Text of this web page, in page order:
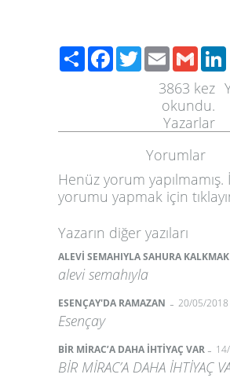
PaylaşFacebook
TwitterEmailGmail
3863 kez
okundu.
Yazarlar
Yorumlar
Henüz yorum yapılmamış.
yorumu yapmak için
Yazarın diğer yazıları
ALEVİ SEMAHIYLA SAHURA KALKMAK
alevi semahıyla
ESENÇAY'DA RAMAZAN - 20/05/2018
Esençay
BİR MİRAC’A DAHA İHTİYAÇ VAR -
BİR MİRAC’A DAHA İHTİYAÇ